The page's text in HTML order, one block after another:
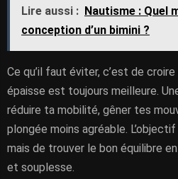
Lire aussi : Nautisme : Quel
conception d’un bimini ?
Ce qu’il faut éviter, c’est de
épaisse est toujours meilleure.
réduire ta mobilité, gêner tes
plongée moins agréable.
mais de trouver le bon équilibre
et souplesse.